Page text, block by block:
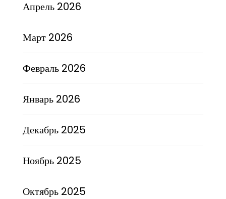
Апрель 2026
Март 2026
Февраль 2026
Январь 2026
Декабрь 2025
Ноябрь 2025
Октябрь 2025